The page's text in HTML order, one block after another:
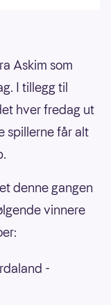
Askim som
I tillegg til
hver fredag ut
spillerne får alt
denne gangen
vinnere
-